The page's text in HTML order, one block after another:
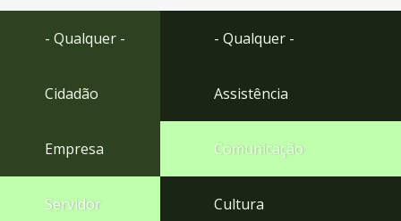
Ir
- Qualquer -
Cidadão
Empresa
Servidor
- Qualquer -
Assistência
Comunicação
Cultura